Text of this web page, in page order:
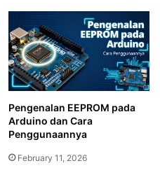
Pengenalan EEPROM pada
Arduino dan Cara
Penggunaannya
February 11, 2026